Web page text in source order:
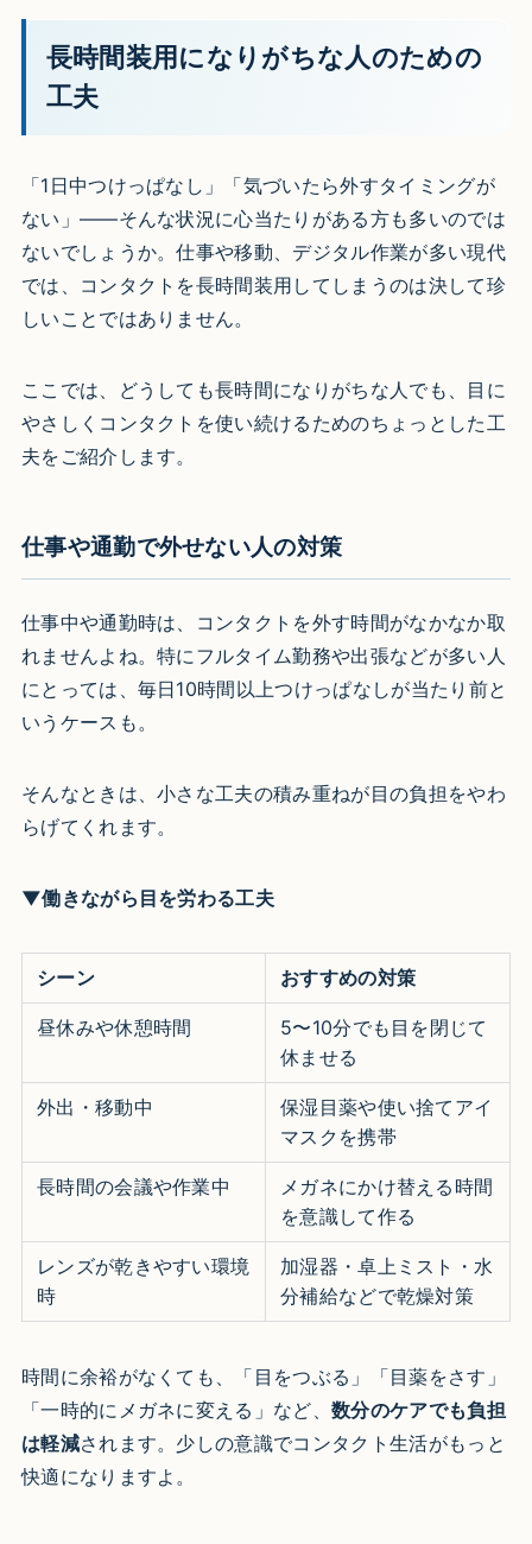
長時間装用になりがちな人のための
工夫
「1日中つけっぱなし」「気づいたら外すタイミングが
ない」——そんな状況に心当たりがある方も多いのでは
ないでしょうか。仕事や移動、デジタル作業が多い現代
では、コンタクトを長時間装用してしまうのは決して珍
しいことではありません。
ここでは、どうしても長時間になりがちな人でも、目に
やさしくコンタクトを使い続けるためのちょっとした工
夫をご紹介します。
仕事や通勤で外せない人の対策
仕事中や通勤時は、コンタクトを外す時間がなかなか取
れませんよね。特にフルタイム勤務や出張などが多い人
にとっては、毎日10時間以上つけっぱなしが当たり前と
いうケースも。
そんなときは、小さな工夫の積み重ねが目の負担をやわ
らげてくれます。
▼働きながら目を労わる工夫
シーン おすすめの対策
昼休みや休憩時間
5〜10分でも目を閉じて
休ませる
外出・移動中
保湿目薬や使い捨てアイ
マスクを携帯
長時間の会議や作業中
メガネにかけ替える時間
を意識して作る
レンズが乾きやすい環境
時
加湿器・卓上ミスト・水
分補給などで乾燥対策
時間に余裕がなくても、「目をつぶる」「目薬をさす」
「一時的にメガネに変える」など、数分のケアでも負担
は軽減されます。少しの意識でコンタクト生活がもっと
快適になりますよ。